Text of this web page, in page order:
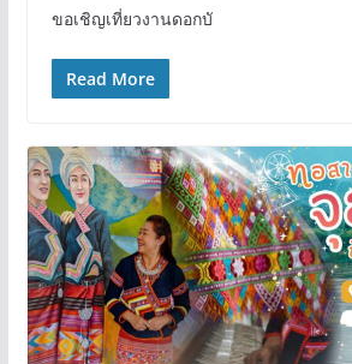
ขอเชิญเที่ยวงานดอกบั
Read More